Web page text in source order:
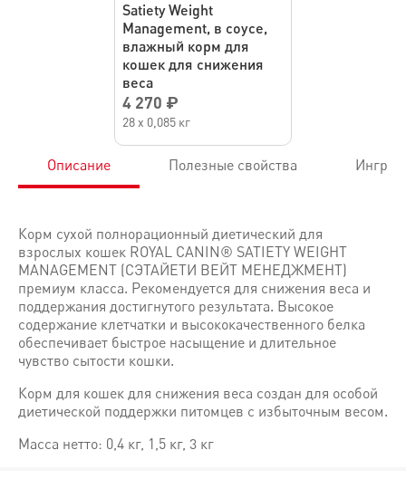
Satiety Weight
Management, в соусе,
влажный корм для
кошек для снижения
веса
4 270 ₽
28 х 0,085 кг
Описание Полезные свойства
Корм сухой полнорационный диетический для
взрослых кошек ROYAL CANIN® SATIETY WEIGHT
MANAGEMENT (СЭТАЙЕТИ ВЕЙТ МЕНЕДЖМЕНТ)
премиум класса. Рекомендуется для снижения веса и
поддержания достигнутого результата. Высокое
содержание клетчатки и высококачественного белка
обеспечивает быстрое насыщение и длительное
чувство сытости кошки.
Корм для кошек для снижения веса создан для особой
диетической поддержки питомцев с избыточным весом.
Масса нетто: 0,4 кг, 1,5 кг, 3 кг
Способствует безопасному снижению веса и уменьшает